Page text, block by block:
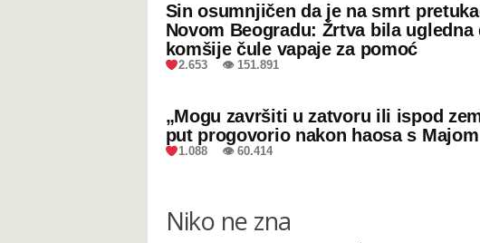
Sin osumnjičen da je na smrt
Novom Beogradu: Žrtva bila ugledna
komšije čule vapaje za pomoć
2.653 👁 151.891
„Mogu završiti u zatvoru ili ispod
put progovorio nakon haosa s Majom
1.088 👁 60.414
Niko ne zna